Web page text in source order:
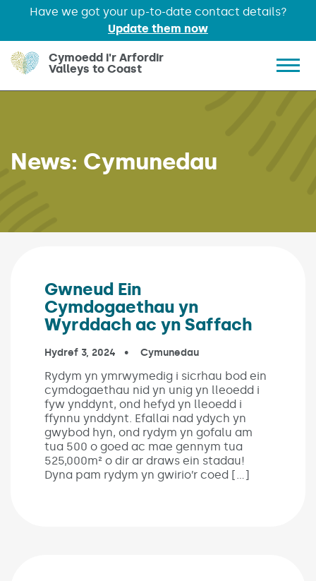
Have we got your up-to-date contact details?
Update them now
Skip to main content
Cymoedd i'r Arfordir
Valleys to Coast
News: Cymunedau
Gwneud Ein
Cymdogaethau yn
Wyrddach ac yn Saffach
Published on:
Hydref 3, 2024 In the categories:
Cymunedau
Rydym yn ymrwymedig i sicrhau bod ein
cymdogaethau nid yn unig yn lleoedd i
fyw ynddynt, ond hefyd yn lleoedd i
ffynnu ynddynt. Efallai nad ydych yn
gwybod hyn, ond rydym yn gofalu am
tua 500 o goed ac mae gennym tua
525,000m² o dir ar draws ein stadau!
Dyna pam rydym yn gwirio’r coed […]